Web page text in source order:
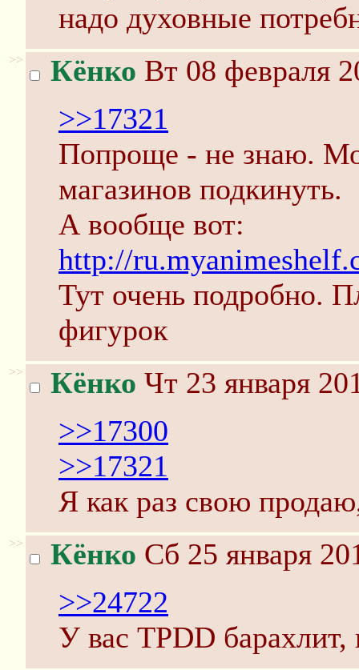
надо духовные
>> Кёнко Вт 08 февраля
>>17321
Попроще - не знаю.
магазинов подкинуть.
А вообще вот:
http://
Тут очень подробно.
фигурок
>> Кёнко Чт 23 января
>>17300
>>17321
Я как раз свою
>> Кёнко Сб 25 января
>>24722
У вас TPDD барахлит,